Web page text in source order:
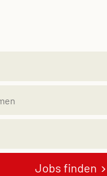
Jobs finden